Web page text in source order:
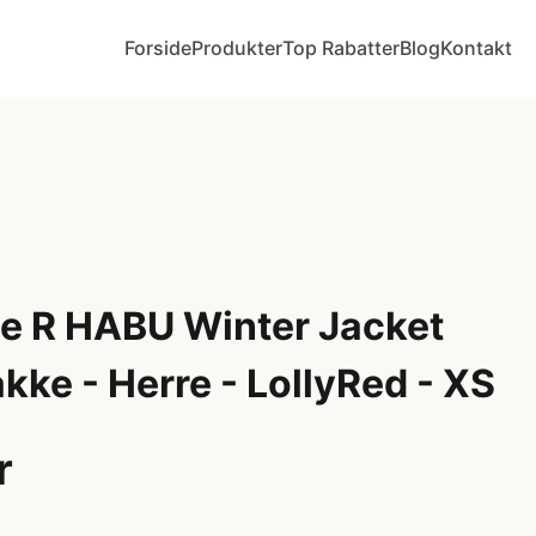
ForsideProdukterTop RabatterBlogKontakt
R HABU Winter Jacket
- Herre - LollyRed - XS